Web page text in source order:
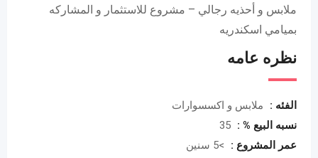
ملابس و أحذيه رجالي – مشروع للاستثمار و المشاركه
بميامي اسكندريه
نظره عامه
الفئه :
ملابس و اكسسوارات
نسبه البيع % : 35
عمر المشروع :
>5 سنين